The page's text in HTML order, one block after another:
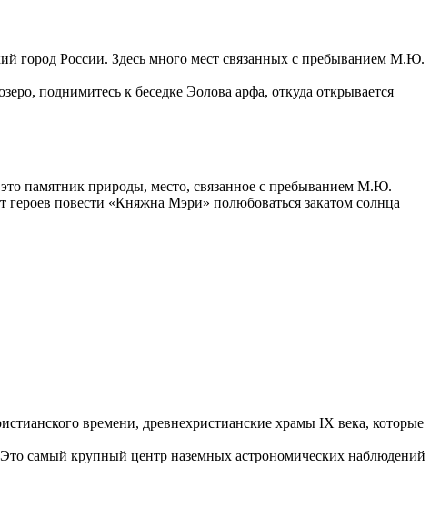
город России. Здесь много мест связанных с пребыванием М.Ю.
поднимитесь к беседке Эолова арфа, откуда открывается
памятник природы, место, связанное с пребыванием М.Ю.
повести «Княжна Мэри» полюбоваться закатом солнца
времени, древнехристианские храмы IХ века, которые
самый крупный центр наземных астрономических наблюдений